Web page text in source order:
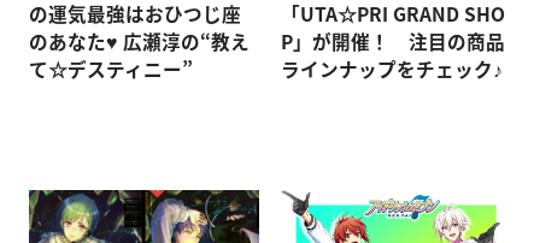
の運気最強はおひつじ座
のあなた♥ 広瀬淳の“教え
て☆デスティニー”
「UTA☆PRI GRAND SHO
P」が開催！ 注目の商品
ラインナップをチェック♪